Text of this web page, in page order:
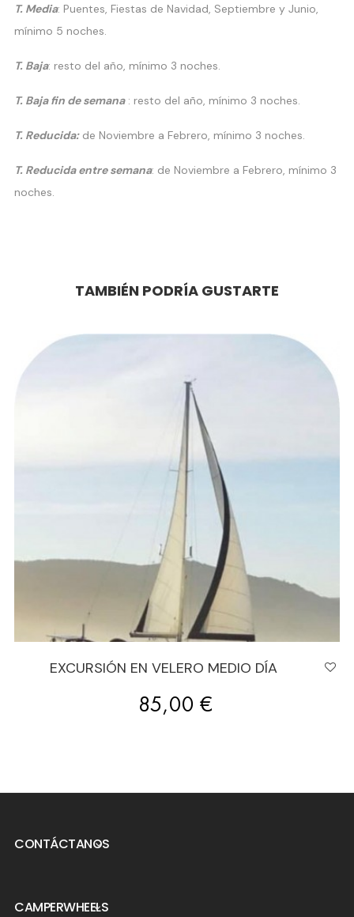
T. Media: Puentes, Fiestas de Navidad, Septiembre y Junio,
mínimo 5 noches.
T. Baja: resto del año, mínimo 3 noches.
T. Baja fin de semana: resto del año, mínimo 3 noches.
T. Reducida:de Noviembre a Febrero, mínimo 3 noches.
T. Reducida entre semana: de Noviembre a Febrero, mínimo 3
noches.
TAMBIÉN PODRÍA GUSTARTE
EXCURSIÓN EN VELERO MEDIO DÍA
Precio
85,00 €
CONTÁCTANOS

CAMPERWHEELS
